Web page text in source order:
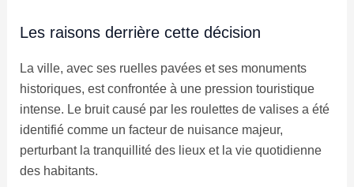
Les raisons derrière cette décision
La ville, avec ses ruelles pavées et ses monuments
historiques, est confrontée à une pression touristique
intense. Le bruit causé par les roulettes de valises a été
identifié comme un facteur de nuisance majeur,
perturbant la tranquillité des lieux et la vie quotidienne
des habitants.